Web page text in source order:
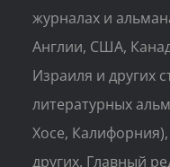
журналах и
Англии, США,
Израиля и других
литературных
Хосе,
других. Главный